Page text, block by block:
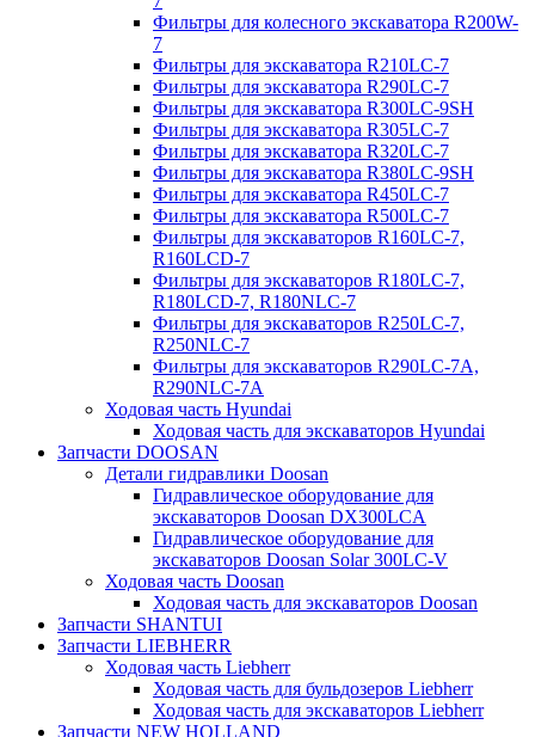
Фильтры для колесного экскаватора R200W-
7
Фильтры для экскаватора R210LC-7
Фильтры для экскаватора R290LC-7
Фильтры для экскаватора R300LC-9SH
Фильтры для экскаватора R305LC-7
Фильтры для экскаватора R320LC-7
Фильтры для экскаватора R380LC-9SH
Фильтры для экскаватора R450LC-7
Фильтры для экскаватора R500LC-7
Фильтры для экскаваторов R160LC-7,
R160LCD-7
Фильтры для экскаваторов R180LC-7,
R180LCD-7, R180NLC-7
Фильтры для экскаваторов R250LC-7,
R250NLC-7
Фильтры для экскаваторов R290LC-7A,
R290NLC-7A
Ходовая часть Hyundai
Ходовая часть для экскаваторов Hyundai
Запчасти DOOSAN
Детали гидравлики Doosan
Гидравлическое оборудование для
экскаваторов Doosan DX300LCA
Гидравлическое оборудование для
экскаваторов Doosan Solar 300LC-V
Ходовая часть Doosan
Ходовая часть для экскаваторов Doosan
Запчасти SHANTUI
Запчасти LIEBHERR
Ходовая часть Liebherr
Ходовая часть для бульдозеров Liebherr
Ходовая часть для экскаваторов Liebherr
Запчасти NEW HOLLAND